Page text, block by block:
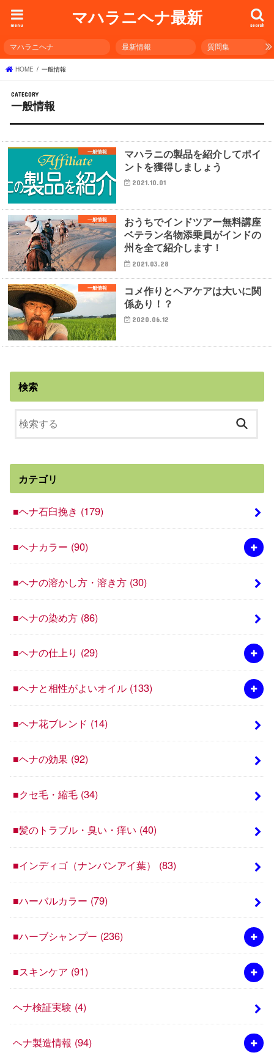
マハラニヘナ最新 search
menu
マハラニヘナ 最新情報 質問集
HOME 一般情報
一般情報
一般情報
マハラニの製品を紹介してポイ
ントを獲得しましょう
2021.10.01
一般情報
おうちでインドツアー無料講座
ベテラン名物添乗員がインドの
州を全て紹介します！
2021.03.28
一般情報
コメ作りとヘアケアは大いに関
係あり！？
2020.06.12
検索
カテゴリ
■ヘナ石臼挽き (179)
■ヘナカラー (90)
■ヘナの溶かし方・溶き方 (30)
■ヘナの染め方 (86)
■ヘナの仕上り (29)
■ヘナと相性がよいオイル (133)
■ヘナ花ブレンド (14)
■ヘナの効果 (92)
■クセ毛・縮毛 (34)
■髪のトラブル・臭い・痒い (40)
■インディゴ（ナンバンアイ葉） (83)
■ハーバルカラー (79)
■ハーブシャンプー (236)
■スキンケア (91)
ヘナ検証実験 (4)
ヘナ製造情報 (94)